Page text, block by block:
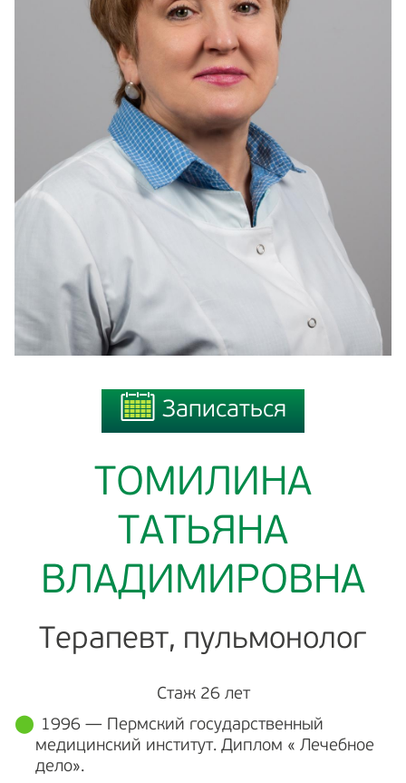
Записаться
ТОМИЛИНА
ТАТЬЯНА
ВЛАДИМИРОВНА
Терапевт, пульмонолог
Стаж 26 лет
1996 — Пермский государственный
медицинский институт. Диплом « Лечебное
дело».